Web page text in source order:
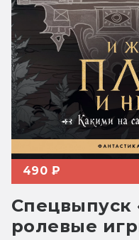
490 ₽
Спецвыпуск
ролевые